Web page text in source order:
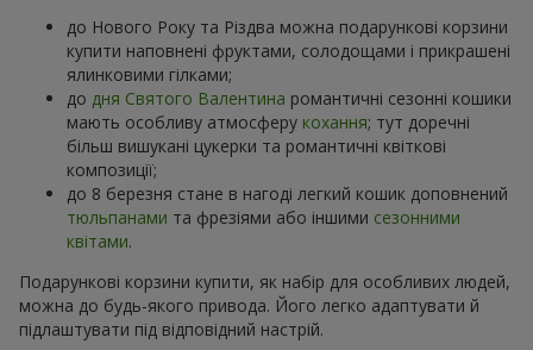
до Нового Року та Різдва можна подарункові корзини
купити наповнені фруктами, солодощами і прикрашені
ялинковими гілками;
до дня Святого Валентина романтичні сезонні кошики
мають особливу атмосферу кохання; тут доречні
більш вишукані цукерки та романтичні квіткові
композиції;
до 8 березня стане в нагоді легкий кошик доповнений
тюльпанами та фрезіями або іншими сезонними
квітами.
Подарункові корзини купити, як набір для особливих людей,
можна до будь-якого привода. Його легко адаптувати й
підлаштувати під відповідний настрій.